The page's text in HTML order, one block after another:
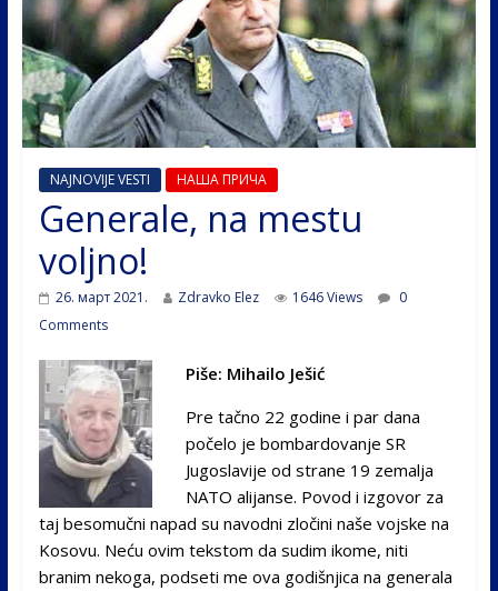
NAJNOVIJE VESTI НАША ПРИЧА
Generale, na mestu
voljno!
26. март 2021. Zdravko Elez 1646 Views
0
Comments
Piše: Mihailo Ješić
Pre tačno 22 godine i par dana
počelo je bombardovanje SR
Jugoslavije od strane 19 zemalja
NATO alijanse. Povod i izgovor za
taj besomučni napad su navodni zločini naše vojske na
Kosovu. Neću ovim tekstom da sudim ikome, niti
branim nekoga, podseti me ova godišnjica na generala